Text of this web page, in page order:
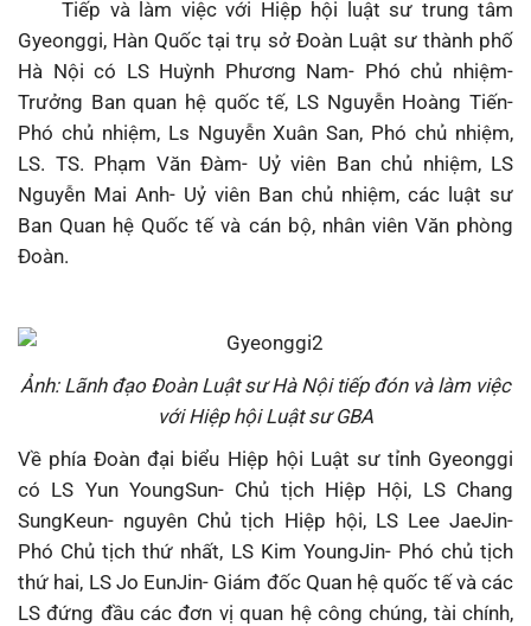
Tiếp và làm việc với Hiệp hội luật sư trung tâm
Gyeonggi, Hàn Quốc tại trụ sở Đoàn Luật sư thành phố
Hà Nội có LS Huỳnh Phương Nam- Phó chủ nhiệm-
Trưởng Ban quan hệ quốc tế, LS Nguyễn Hoàng Tiến-
Phó chủ nhiệm, Ls Nguyễn Xuân San, Phó chủ nhiệm,
LS. TS. Phạm Văn Đàm- Uỷ viên Ban chủ nhiệm, LS
Nguyễn Mai Anh- Uỷ viên Ban chủ nhiệm, các luật sư
Ban Quan hệ Quốc tế và cán bộ, nhân viên Văn phòng
Đoàn.
Ảnh: Lãnh đạo Đoàn Luật sư Hà Nội tiếp đón và làm việc
với Hiệp hội Luật sư GBA
Về phía Đoàn đại biểu Hiệp hội Luật sư tỉnh Gyeonggi
có LS Yun YoungSun- Chủ tịch Hiệp Hội, LS Chang
SungKeun- nguyên Chủ tịch Hiệp hội, LS Lee JaeJin-
Phó Chủ tịch thứ nhất, LS Kim YoungJin- Phó chủ tịch
thứ hai, LS Jo EunJin- Giám đốc Quan hệ quốc tế và các
LS đứng đầu các đơn vị quan hệ công chúng, tài chính,